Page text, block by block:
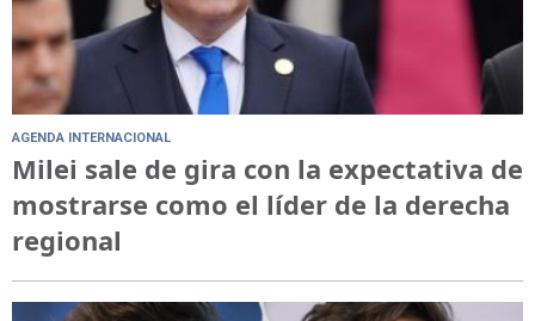
AGENDA INTERNACIONAL
Milei sale de gira con la expectativa de
mostrarse como el líder de la derecha
regional